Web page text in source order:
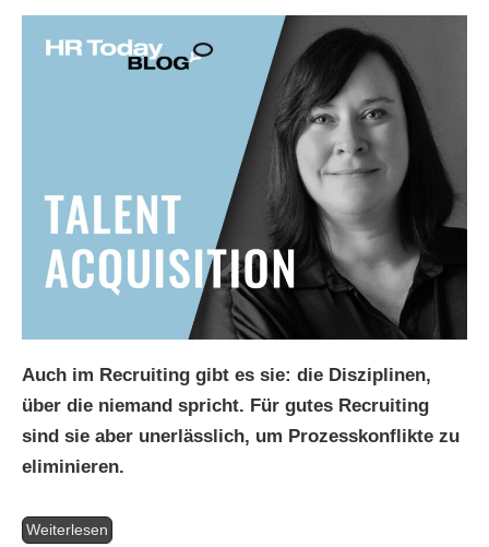
Auch im Recruiting gibt es sie: die Disziplinen,
über die niemand spricht. Für gutes Recruiting
sind sie aber unerlässlich, um Prozesskonflikte zu
eliminieren.
Weiterlesen